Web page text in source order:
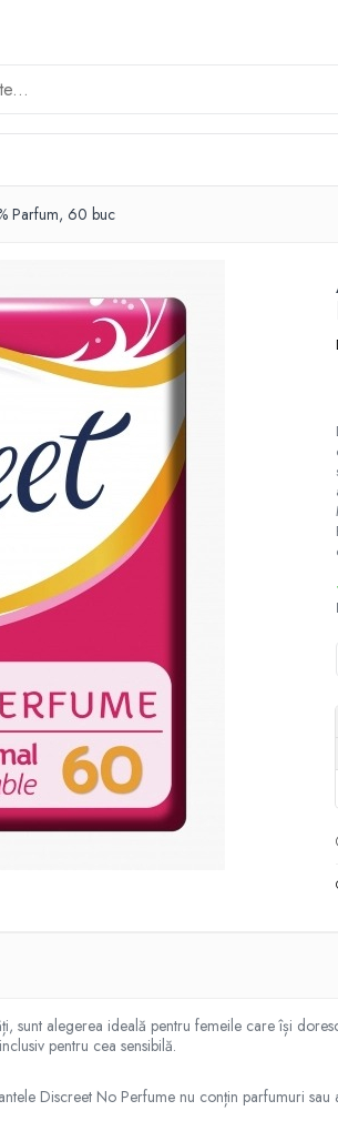
Parfum, 60 buc
sunt alegerea ideală pentru femeile care își
pentru cea sensibilă.
Discreet No Perfume nu conțin parfumuri